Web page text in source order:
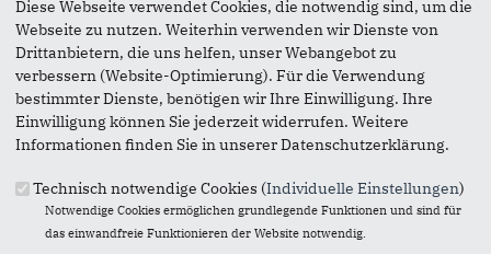
der gemeinsamen Sitzung zuordnen lassen. Dadurch kann
Ihr Rechner wiedererkannt werden, wenn Sie auf unsere
Website zurückkehren. Die Session-Cookies werden gelöscht,
wenn Sie sich ausloggen oder den Browser schließen.
Persistente Cookies werden automatisiert nach einer
vorgegebenen Dauer gelöscht, die sich je nach Cookie
unterscheiden kann. Sie können die Cookies in den
Sie können Ihre Browser-Einstellung entsprechend Ihren
Wünschen konfigurieren und z. B. die Annahme von Third-
Party-Cookies oder allen Cookies ablehnen. Wir weisen Sie
Diese Webseite verwendet Cookies, die notwendig sind, um die
Webseite zu nutzen. Weiterhin verwenden wir Dienste von
Drittanbietern, die uns helfen, unser Webangebot zu
verbessern (Website-Optimierung). Für die Verwendung
bestimmter Dienste, benötigen wir Ihre Einwilligung. Ihre
Einwilligung können Sie jederzeit widerrufen. Weitere
Informationen finden Sie in unserer Datenschutzerklärung.
Technisch notwendige Cookies (Individuelle Einstellungen)
Notwendige Cookies ermöglichen grundlegende Funktionen und sind für
das einwandfreie Funktionieren der Website notwendig.